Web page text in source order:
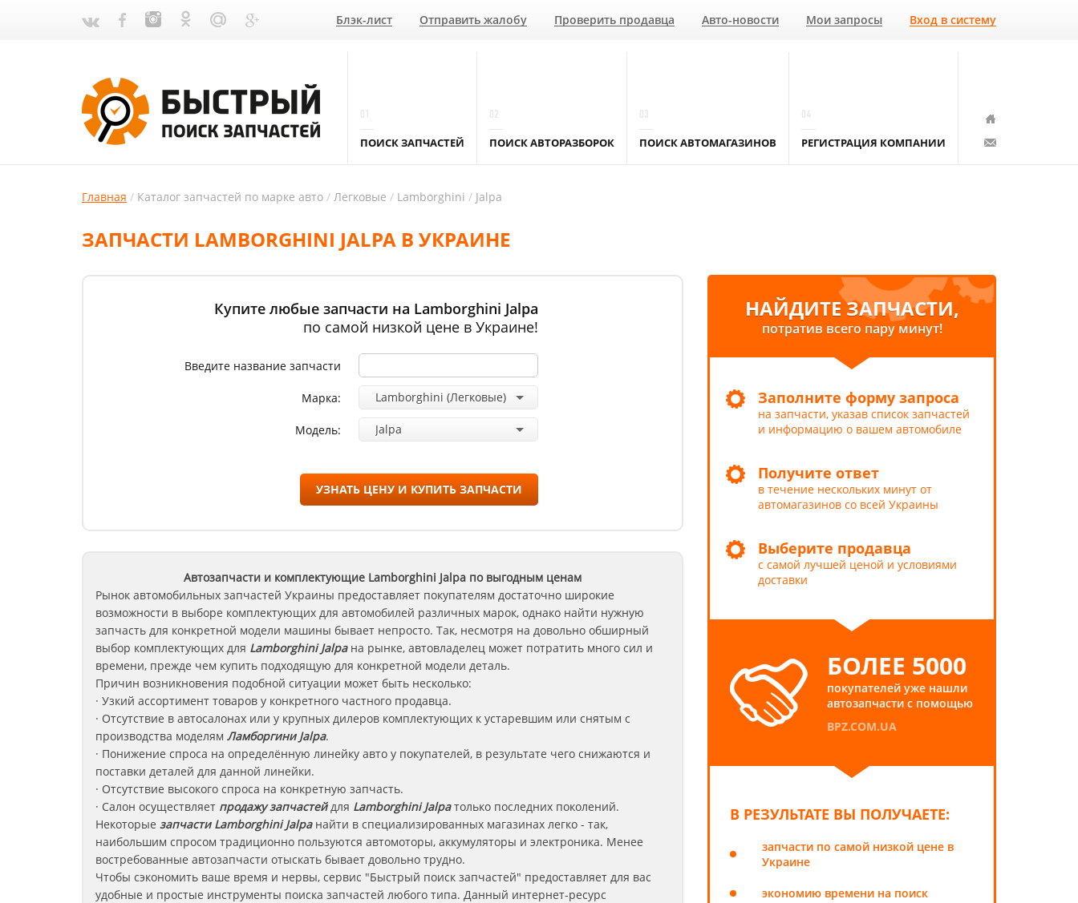
Блэк-лист Отправить жалобу Проверить продавца Авто-новости Мои запросы Вход в систему
ПОИСК ЗАПЧАСТЕЙ ПОИСК АВТОРАЗБОРОК ПОИСК АВТОМАГАЗИНОВ РЕГИСТРАЦИЯ КОМПАНИИ
Главная Каталог запчастей по марке авто Легковые Lamborghini Jalpa
ЗАПЧАСТИ LAMBORGHINI JALPA В УКРАИНЕ
Купите любые запчасти на Lamborghini Jalpa
по самой низкой цене в Украине!
Введите название запчасти
Марка: Lamborghini (Легковые)
Модель: Jalpa
УЗНАТЬ ЦЕНУ И КУПИТЬ ЗАПЧАСТИ
Автозапчасти и комплектующие Lamborghini Jalpa по выгодным ценам
Рынок автомобильных запчастей Украины предоставляет покупателям достаточно широкие
возможности в выборе комплектующих для автомобилей различных марок, однако найти нужную
запчасть для конкретной модели машины бывает непросто. Так, несмотря на довольно обширный
выбор комплектующих для Lamborghini Jalpaна рынке, автовладелец может потратить много сил и
времени, прежде чем купить подходящую для конкретной модели деталь.
Причин возникновения подобной ситуации может быть несколько:
· Узкий ассортимент товаров у конкретного частного продавца.
· Отсутствие в автосалонах или у крупных дилеров комплектующих к устаревшим или снятым с
производства моделям ЛамборгиниJalpa.
· Понижение спроса на определённую линейку авто у покупателей, в результате чего снижаются и
поставки деталей для данной линейки.
· Отсутствие высокого спроса на конкретную запчасть.
· Салон осуществляет продажу запчастейдля Lamborghini Jalpaтолько последних поколений.
Некоторые запчасти Lamborghini Jalpaнайти в специализированных магазинах легко - так,
наибольшим спросом традиционно пользуются автомоторы, аккумуляторы и электроника. Менее
востребованные автозапчасти отыскать бывает довольно трудно.
Чтобы сэкономить ваше время и нервы, сервис "Быстрый поиск запчастей" предоставляет для вас
удобные и простые инструменты поиска запчастей любого типа. Данный интернет-ресурс
НАЙДИТЕ ЗАПЧАСТИ,
потратив всего пару минут!
Заполните форму запроса
на запчасти, указав список запчастей
и информацию о вашем автомобиле
Получите ответ
в течение нескольких минут от
автомагазинов со всей Украины
Выберите продавца
с самой лучшей ценой и условиями
доставки
БОЛЕЕ 5000
покупателей уже нашли
автозапчасти с помощью
BPZ.COM.UA
В РЕЗУЛЬТАТЕ ВЫ ПОЛУЧАЕТЕ:
запчасти по самой низкой цене в
Украине
экономию времени на поиск